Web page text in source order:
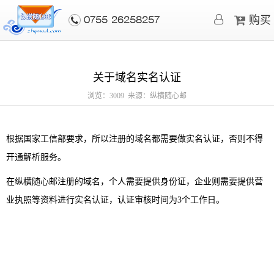
0755-26258257 购买
关于域名实名认证
浏览：3009 来源：纵横随心邮
根据国家工信部要求，所以注册的域名都需要做实名认证，否则不得
开通解析服务。
在纵横随心邮注册的域名，个人需要提供身份证，企业则需要提供营
业执照等资料进行实名认证，认证审核时间为3个工作日。